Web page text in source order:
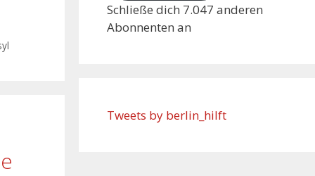
Schließe dich 7.047 anderen
Abonnenten an
Tweets by berlin_hilft